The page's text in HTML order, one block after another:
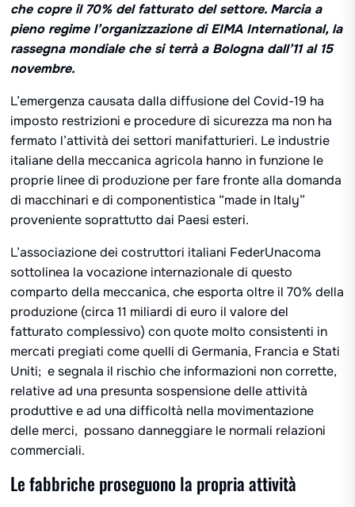
che copre il 70% del fatturato del settore. Marcia a
pieno regime l’organizzazione di EIMA International, la
rassegna mondiale che si terrà a Bologna dall’11 al 15
novembre.
L’emergenza causata dalla diffusione del Covid-19 ha
imposto restrizioni e procedure di sicurezza ma non ha
fermato l’attività dei settori manifatturieri. Le industrie
italiane della meccanica agricola hanno in funzione le
proprie linee di produzione per fare fronte alla domanda
di macchinari e di componentistica “made in Italy”
proveniente soprattutto dai Paesi esteri.
L’associazione dei costruttori italiani FederUnacoma
sottolinea la vocazione internazionale di questo
comparto della meccanica, che esporta oltre il 70% della
produzione (circa 11 miliardi di euro il valore del
fatturato complessivo) con quote molto consistenti in
mercati pregiati come quelli di Germania, Francia e Stati
Uniti; e segnala il rischio che informazioni non corrette,
relative ad una presunta sospensione delle attività
produttive e ad una difficoltà nella movimentazione
delle merci, possano danneggiare le normali relazioni
commerciali.
Le fabbriche proseguono la propria attività